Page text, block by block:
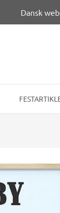
Dansk